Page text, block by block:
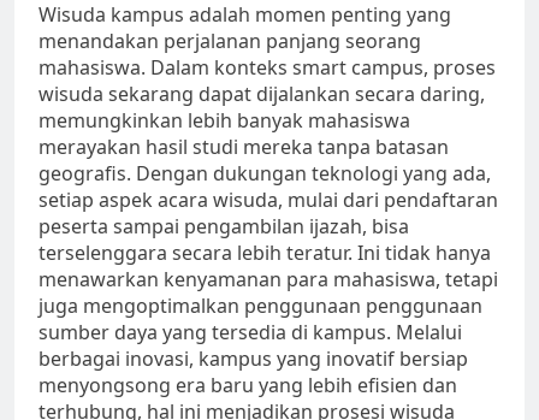
Wisuda kampus adalah momen penting yang
menandakan perjalanan panjang seorang
mahasiswa. Dalam konteks smart campus, proses
wisuda sekarang dapat dijalankan secara daring,
memungkinkan lebih banyak mahasiswa
merayakan hasil studi mereka tanpa batasan
geografis. Dengan dukungan teknologi yang ada,
setiap aspek acara wisuda, mulai dari pendaftaran
peserta sampai pengambilan ijazah, bisa
terselenggara secara lebih teratur. Ini tidak hanya
menawarkan kenyamanan para mahasiswa, tetapi
juga mengoptimalkan penggunaan penggunaan
sumber daya yang tersedia di kampus. Melalui
berbagai inovasi, kampus yang inovatif bersiap
menyongsong era baru yang lebih efisien dan
terhubung, hal ini menjadikan prosesi wisuda